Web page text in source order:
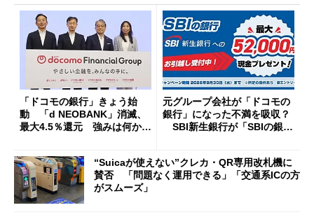
「ドコモの銀行」きょう始
動 「d NEOBANK」消滅、
最大4.5％還元 強みは何か解
元グループ会社が「ドコモの
銀行」になった不満を吸収？
SBI新生銀行が「SBIの銀
開催
“Suicaが使えない”クレカ・QR専用改札機に
賛否 「問題なく運用できる」「交通系ICの方
がスムーズ」